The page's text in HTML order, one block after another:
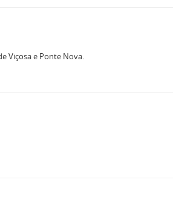
Viçosa e Ponte Nova.